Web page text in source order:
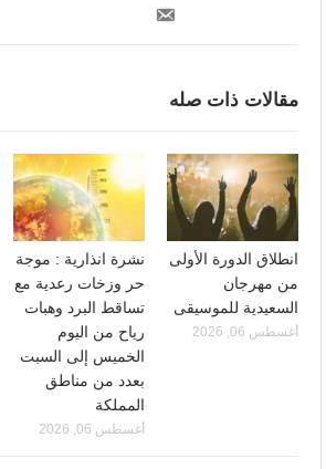
مقالات ذات صله
انطلاق الدورة الأولى
من مهرجان
السعيدية للموسيقى
أغسطس 06, 2026
نشرة انذارية : موجة
حر وزخات رعدية مع
تساقط البرد وهبات
رياح من اليوم
الخميس إلى السبت
بعدد من مناطق
المملكة
أغسطس 06, 2026